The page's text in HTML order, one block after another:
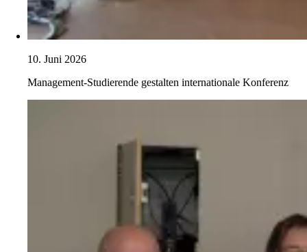
10. Juni 2026
Management-Studierende gestalten internationale Konferenz